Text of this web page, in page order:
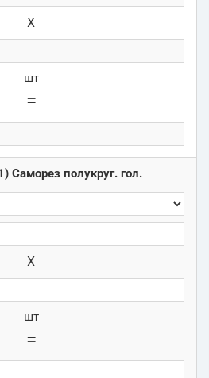
Х
шт
=
Саморез полукруг. гол.
Х
шт
=